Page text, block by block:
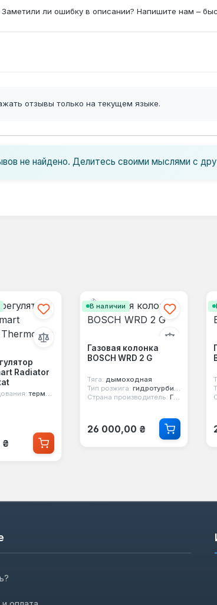
ли ошибку в описании? Напишите нам –
отзывы только на текущем языке.
не найдено. Делитесь своими мыслями с
Radiator
термоголовка
цена:
₴
В наличии
Газовая колонка
BOSCH WRD 2 G
Тяга: дымоходная
Тип розжига: гидротурбина
Страна производитель: Германия
Обычная цена:
26 000,00 ₴